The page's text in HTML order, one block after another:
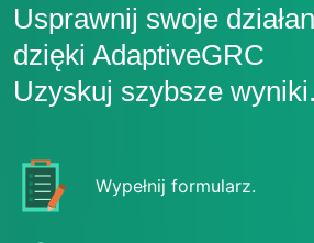
Usprawnij swoje
dzięki AdaptiveGRC
Uzyskuj szybsze wyniki.
Wypełnij formularz.